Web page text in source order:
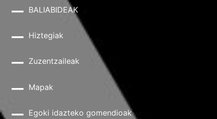
BALIABIDEAK
Hiztegiak
Zuzentzaileak
Mapak
Egoki idazteko gomendioak